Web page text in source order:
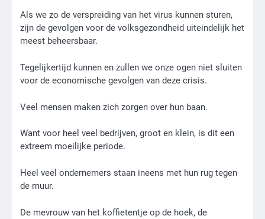
Als we zo de verspreiding van het virus kunnen sturen,
zijn de gevolgen voor de volksgezondheid uiteindelijk het
meest beheersbaar.
Tegelijkertijd kunnen en zullen we onze ogen niet sluiten
voor de economische gevolgen van deze crisis.
Veel mensen maken zich zorgen over hun baan.
Want voor heel veel bedrijven, groot en klein, is dit een
extreem moeilijke periode.
Heel veel ondernemers staan ineens met hun rug tegen
de muur.
De mevrouw van het koffietentje op de hoek, de